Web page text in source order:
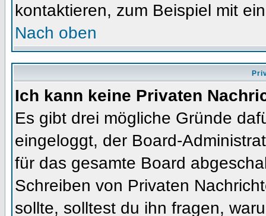
kontaktieren, zum Beispiel mit
Nach oben
Ich kann keine Privaten
Es gibt drei mögliche Gründe
eingeloggt, der Board-
für das gesamte Board
Schreiben von Privaten
sollte, solltest du ihn fragen,